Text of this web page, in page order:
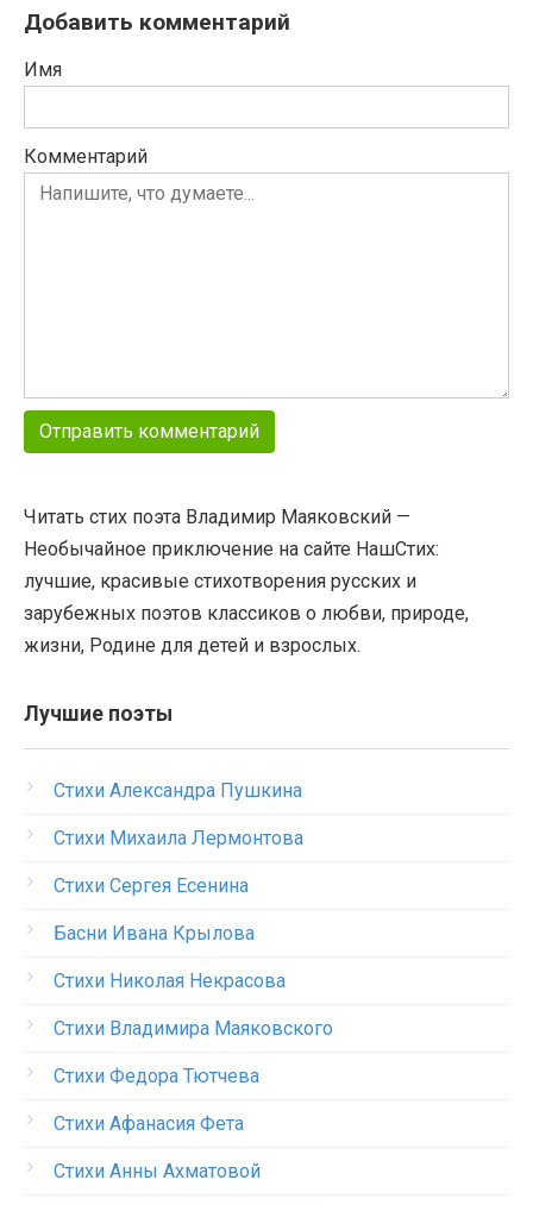
Добавить комментарий
Имя
Комментарий
Читать стих поэта Владимир Маяковский —
Необычайное приключение на сайте НашСтих:
лучшие, красивые стихотворения русских и
зарубежных поэтов классиков о любви, природе,
жизни, Родине для детей и взрослых.
Лучшие поэты
Стихи Александра Пушкина
Стихи Михаила Лермонтова
Стихи Сергея Есенина
Басни Ивана Крылова
Стихи Николая Некрасова
Стихи Владимира Маяковского
Стихи Федора Тютчева
Стихи Афанасия Фета
Стихи Анны Ахматовой